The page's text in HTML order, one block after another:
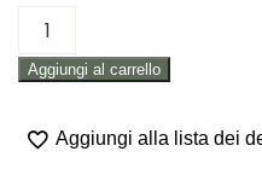
CIOTOLA
"NATURAL
quantità
Aggiungi al carrello
Aggiungi alla lista dei